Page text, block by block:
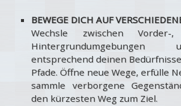
BEWEGE DICH AUF
Wechsle zwischen
entsprechend deinen
Pfade. Öffne neue Wege, erfülle
sammle verborgene
den kürzesten Weg zum Ziel.